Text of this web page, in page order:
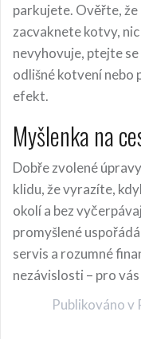
parkujete. Ověřte, že
zacvaknete kotvy,
nevyhovuje, ptejte
odlišné kotvení nebo
efekt.
Myšlenka na
Dobře zvolené
klidu, že vyrazíte,
okolí a bez
promyšlené
servis a rozumné
nezávislosti – pro
Publikováno v